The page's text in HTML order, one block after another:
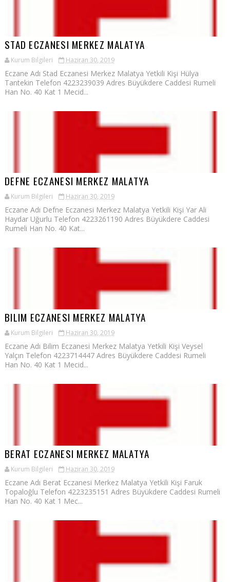
STAD ECZANESI MERKEZ MALATYA
Kurum Bilgileri Haziran 30, 2019
Eczane Adı Stad Eczanesi Merkez Malatya Yetkili Kişi Hülya
Tantekin Telefon 4223239039 Adres Büyükdere Caddesi Rumeli
Han No. 40 Kat 1 Mecid...
DEFNE ECZANESI MERKEZ MALATYA
Kurum Bilgileri Haziran 30, 2019
Eczane Adı Defne Eczanesi Merkez Malatya Yetkili Kişi Yar Ali
Haydar Uğurlu Telefon 4223261190 Adres Büyükdere Caddesi
Rumeli Han No. 40 Kat...
BILIM ECZANESI MERKEZ MALATYA
Kurum Bilgileri Haziran 30, 2019
Eczane Adı Bilim Eczanesi Merkez Malatya Yetkili Kişi Veysel
Yalçın Telefon 4223714447 Adres Büyükdere Caddesi Rumeli
Han No. 40 Kat 1 Mecid...
BERAT ECZANESI MERKEZ MALATYA
Kurum Bilgileri Haziran 30, 2019
Eczane Adı Berat Eczanesi Merkez Malatya Yetkili Kişi Faruk
Topaloğlu Telefon 4223235151 Adres Büyükdere Caddesi Rumeli
Han No. 40 Kat 1 Mec...